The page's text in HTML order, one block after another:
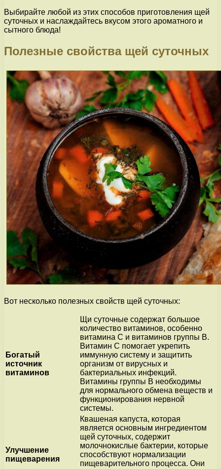
Выбирайте любой из этих способов приготовления щей
суточных и наслаждайтесь вкусом этого ароматного и
сытного блюда!
Полезные свойства щей суточных
Вот несколько полезных свойств щей суточных:
Богатый
источник
витаминов
Щи суточные содержат большое
количество витаминов, особенно
витамина C и витаминов группы B.
Витамин C помогает укрепить
иммунную систему и защитить
организм от вирусных и
бактериальных инфекций.
Витамины группы B необходимы
для нормального обмена веществ и
функционирования нервной
системы.
Улучшение
пищеварения
Квашеная капуста, которая
является основным ингредиентом
щей суточных, содержит
молочнокислые бактерии, которые
способствуют нормализации
пищеварительного процесса. Они